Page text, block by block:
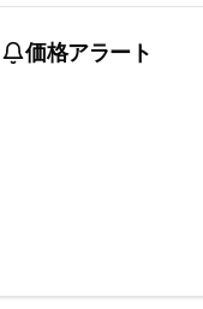
価格アラート